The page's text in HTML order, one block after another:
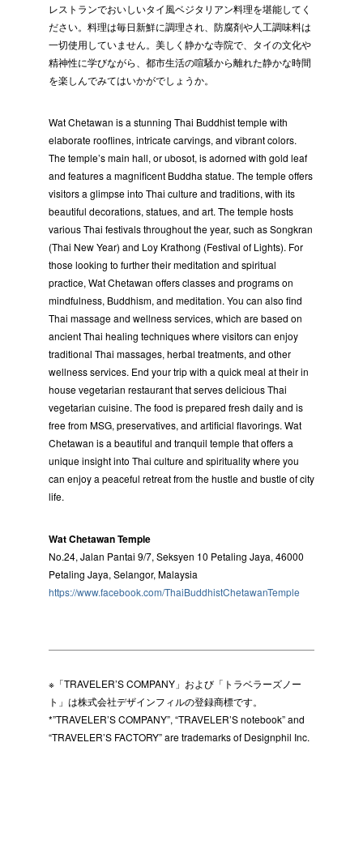
レストランでおいしいタイ風ベジタリアン料理を堪能してく
ださい。料理は毎日新鮮に調理され、防腐剤や人工調味料は
一切使用していません。美しく静かな寺院で、タイの文化や
精神性に学びながら、都市生活の喧騒から離れた静かな時間
を楽しんでみてはいかがでしょうか。
Wat Chetawan is a stunning Thai Buddhist temple with
elaborate rooflines, intricate carvings, and vibrant colors.
The temple’s main hall, or ubosot, is adorned with gold leaf
and features a magnificent Buddha statue. The temple offers
visitors a glimpse into Thai culture and traditions, with its
beautiful decorations, statues, and art. The temple hosts
various Thai festivals throughout the year, such as Songkran
(Thai New Year) and Loy Krathong (Festival of Lights). For
those looking to further their meditation and spiritual
practice, Wat Chetawan offers classes and programs on
mindfulness, Buddhism, and meditation. You can also find
Thai massage and wellness services, which are based on
ancient Thai healing techniques where visitors can enjoy
traditional Thai massages, herbal treatments, and other
wellness services. End your trip with a quick meal at their in
house vegetarian restaurant that serves delicious Thai
vegetarian cuisine. The food is prepared fresh daily and is
free from MSG, preservatives, and artificial flavorings. Wat
Chetawan is a beautiful and tranquil temple that offers a
unique insight into Thai culture and spirituality where you
can enjoy a peaceful retreat from the hustle and bustle of city
life.
Wat Chetawan Temple
No.24, Jalan Pantai 9/7, Seksyen 10 Petaling Jaya, 46000
Petaling Jaya, Selangor, Malaysia
https://www.facebook.com/ThaiBuddhistChetawanTemple
※「TRAVELER’S COMPANY」および「トラベラーズノー
ト」は株式会社デザインフィルの登録商標です。
*”TRAVELER’S COMPANY”, “TRAVELER’S notebook” and
“TRAVELER’S FACTORY” are trademarks of Designphil Inc.